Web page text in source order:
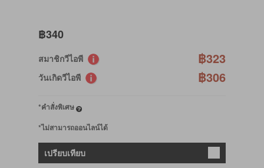
฿340
สมาชิกวีไอพี ฿323
วันเกิดวีไอพี ฿306
*คำสั่งพิเศษ
*ไม่สามารถออนไลน์ได้
เปรียบเทียบ